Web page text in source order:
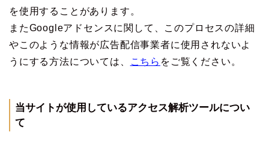
を使用することがあります。
またGoogleアドセンスに関して、このプロセスの詳細
やこのような情報が広告配信事業者に使用されないよ
うにする方法については、
こちら をご覧ください。
当サイトが使用しているアクセス解析ツールについ
て